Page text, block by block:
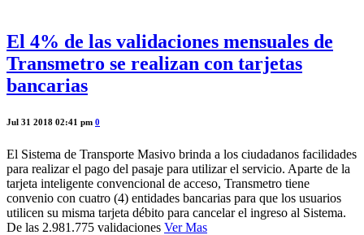
El 4% de las validaciones mensuales de
Transmetro se realizan con tarjetas
bancarias
Jul 31 2018 02:41 pm 0
El Sistema de Transporte Masivo brinda a los ciudadanos facilidades
para realizar el pago del pasaje para utilizar el servicio. Aparte de la
tarjeta inteligente convencional de acceso, Transmetro tiene
convenio con cuatro (4) entidades bancarias para que los usuarios
utilicen su misma tarjeta débito para cancelar el ingreso al Sistema.
De las 2.981.775 validaciones Ver Mas